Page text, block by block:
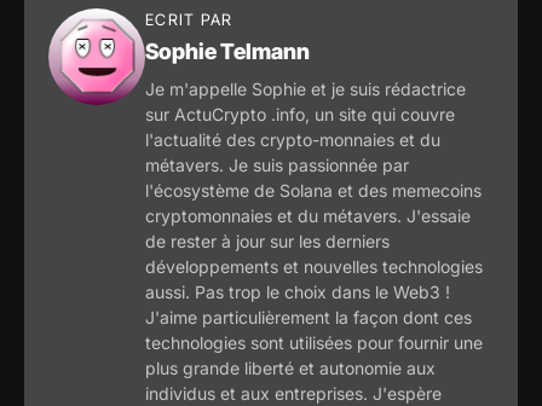
ECRIT PAR
Sophie Telmann
Je m'appelle Sophie et je suis rédactrice
sur ActuCrypto .info, un site qui couvre
l'actualité des crypto-monnaies et du
métavers. Je suis passionnée par
l'écosystème de Solana et des memecoins
cryptomonnaies et du métavers. J'essaie
de rester à jour sur les derniers
développements et nouvelles technologies
aussi. Pas trop le choix dans le Web3 !
J'aime particulièrement la façon dont ces
technologies sont utilisées pour fournir une
plus grande liberté et autonomie aux
individus et aux entreprises. J'espère